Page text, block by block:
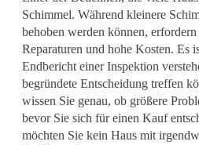
Schimmel. Während kleinere
behoben werden können,
Reparaturen und hohe Kosten. Es
Endbericht einer Inspektion
begründete Entscheidung treffen
wissen Sie genau, ob größere
bevor Sie sich für einen Kauf
möchten Sie kein Haus mit